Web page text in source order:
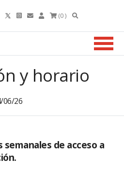
(0 )
y horario
06/26
de acceso a